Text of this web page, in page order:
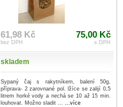
61,98 Kč
bez DPH
75,00 Kč
s DPH
skladem
Sypaný čaj s rakytníkem, balení 50g,
příprava- 2 zarovnané pol. lžíce se zalijí 0,5
litrem horké vody a nechá se 10 až 15 min.
louhovat. Možno sladit ... ...více